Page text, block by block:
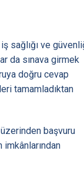
sağlığı ve
da sınava girmek
doğru cevap
tamamladıktan
başvuru
imkânlarından